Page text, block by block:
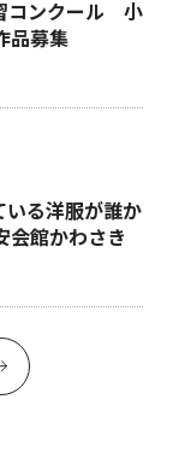
コンクール 小
品募集
る洋服が誰か
館かわさき